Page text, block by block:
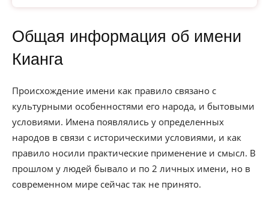
Общая информация об имени
Кианга
Происхождение имени как правило связано с
культурными особенностями его народа, и бытовыми
условиями. Имена появлялись у определенных
народов в связи с историческими условиями, и как
правило носили практические применение и смысл. В
прошлом у людей бывало и по 2 личных имени, но в
современном мире сейчас так не принято.